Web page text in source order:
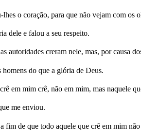
o coração, para que não vejam com
dele e falou a seu respeito.
autoridades creram nele, mas, por causa
do que a glória de Deus.
em mim crê, não em mim, mas naquele
me enviou.
de que todo aquele que crê em mim não